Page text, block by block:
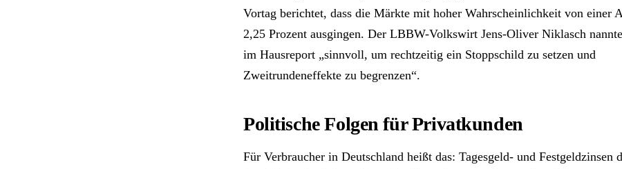
Vortag berichtet, dass die Märkte mit hoher Wahrscheinlichkeit von einer
2,25 Prozent ausgingen. Der LBBW-Volkswirt Jens-Oliver Niklasch
im Hausreport „sinnvoll, um rechtzeitig ein Stoppschild zu setzen und
Zweitrundeneffekte zu begrenzen“.
Politische Folgen für Privatkunden
Für Verbraucher in Deutschland heißt das: Tagesgeld- und Festgeldzinsen